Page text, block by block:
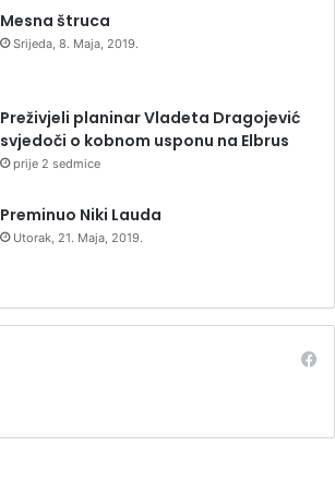
Mesna štruca
Srijeda, 8. Maja, 2019.
Preživjeli planinar Vladeta Dragojević
svjedoči o kobnom usponu na Elbrus
prije 2 sedmice
Preminuo Niki Lauda
Utorak, 21. Maja, 2019.